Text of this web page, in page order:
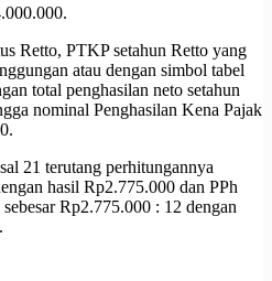
Retto, PTKP setahun Retto yang
atau dengan simbol tabel
total penghasilan neto setahun
nominal Penghasilan Kena Pajak
21 terutang perhitungannya
hasil Rp2.775.000 dan PPh
Rp2.775.000 : 12 dengan